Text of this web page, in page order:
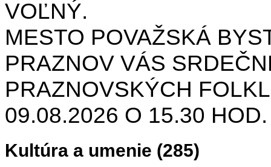
VOĽNÝ.
MESTO POVAŽSKÁ
PRAZNOV VÁS
PRAZNOVSKÝCH
09.08.2026 O 15.30
Kultúra a umenie (285)